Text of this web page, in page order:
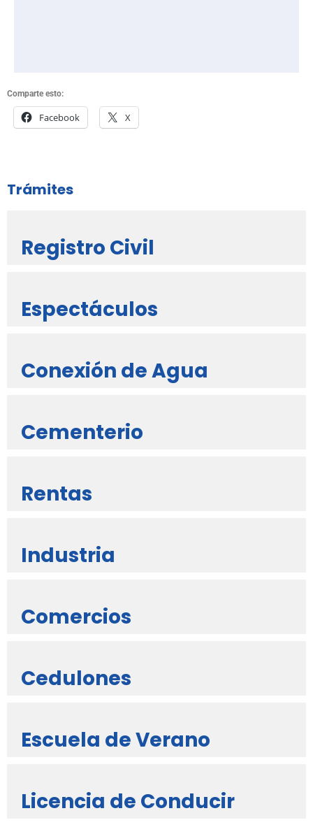
Comparte esto:
Facebook X
Trámites
Registro Civil
Espectáculos
Conexión de Agua
Cementerio
Rentas
Industria
Comercios
Cedulones
Escuela de Verano
Licencia de Conducir